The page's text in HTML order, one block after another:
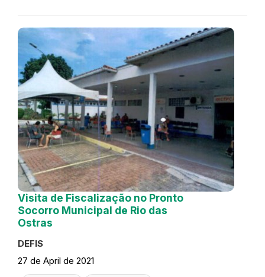
Visita de Fiscalização no Pronto
Socorro Municipal de Rio das
Ostras
DEFIS
27 de April de 2021